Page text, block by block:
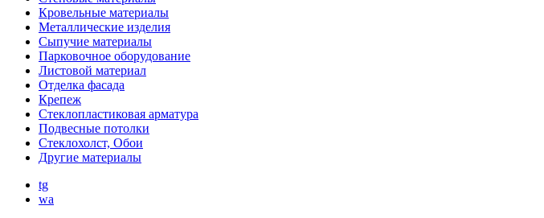
Кровельные материалы
Металлические изделия
Сыпучие материалы
Парковочное оборудование
Листовой материал
Отделка фасада
Крепеж
Стеклопластиковая арматура
Подвесные потолки
Стеклохолст, Обои
Другие материалы
tg
wa